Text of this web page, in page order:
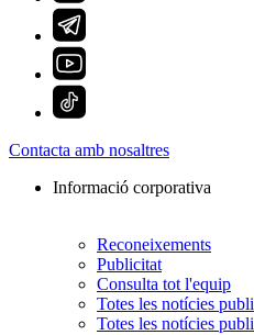
Contacta amb nosaltres
Informació corporativa
Reconeixements
Publicitat
Consulta tot l'equip
Totes les notícies
Totes les notícies